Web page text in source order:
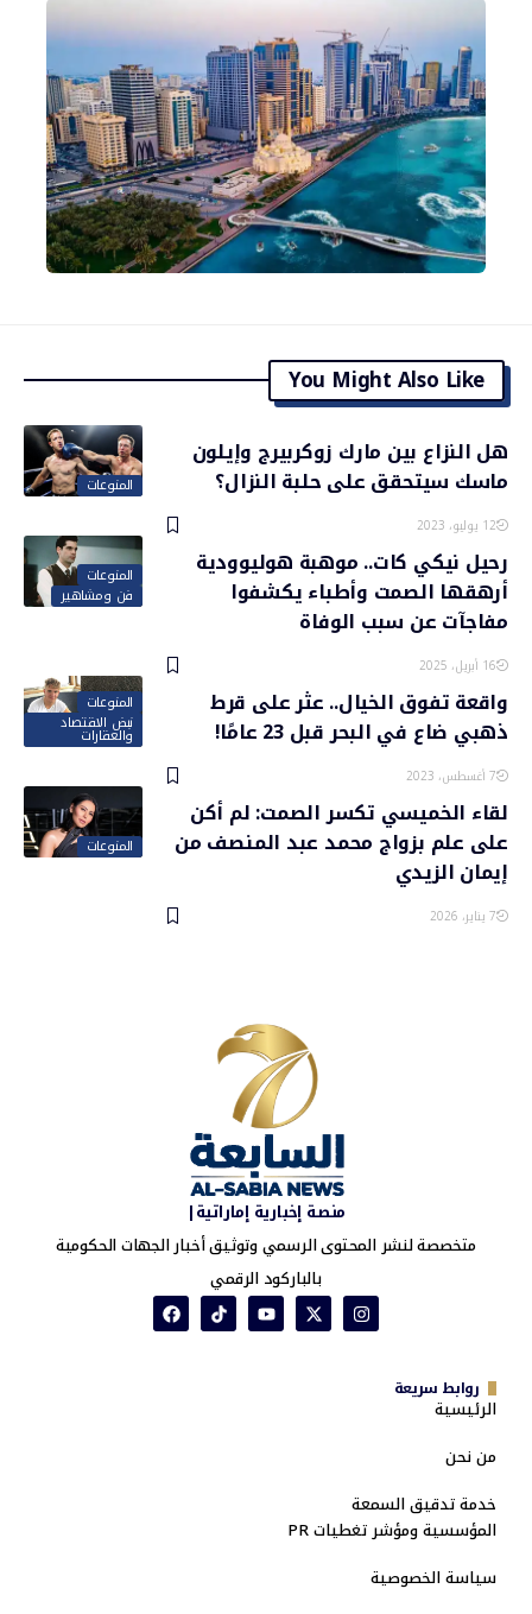
You Might Also Like
المنوعات
هل النزاع بين مارك زوكربيرج وإيلون
ماسك سيتحقق على حلبة النزال؟
12 يوليو، 2023
المنوعات
فن ومشاهير
رحيل نيكي كات.. موهبة هوليوودية
أرهقها الصمت وأطباء يكشفوا
مفاجآت عن سبب الوفاة
16 أبريل، 2025
المنوعات
نبض الاقتصاد
والعقارات
واقعة تفوق الخيال.. عثر على قرط
ذهبي ضاع في البحر قبل 23 عامًا!
7 أغسطس، 2023
المنوعات
لقاء الخميسي تكسر الصمت: لم أكن
على علم بزواج محمد عبد المنصف من
إيمان الزيدي
7 يناير، 2026
منصة إخبارية إماراتية|
متخصصة لنشر المحتوى الرسمي وتوثيق أخبار الجهات الحكومية
بالباركود الرقمي
روابط سريعة
الرئيسية
من نحن
خدمة تدقيق السمعة
المؤسسية ومؤشر تغطيات PR
سياسة الخصوصية